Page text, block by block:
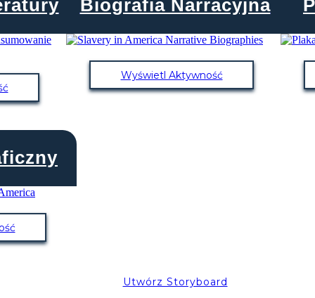
Biografia Narracyjna
Wyświetl Aktywność
Utwórz Storyboard